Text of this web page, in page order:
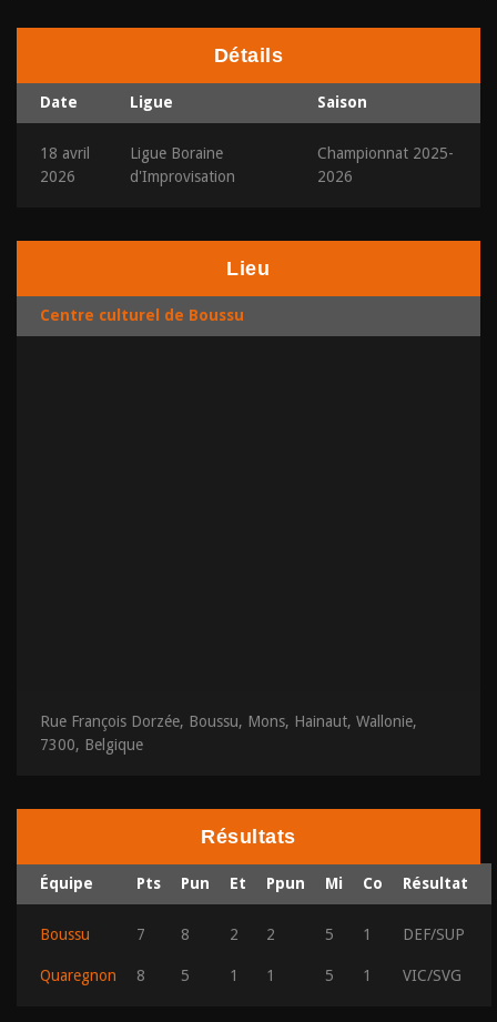
Détails
Date Ligue Saison
18 avril
2026
Ligue Boraine
d'Improvisation
Championnat 2025-
2026
Lieu
Centre culturel de Boussu
Rue François Dorzée, Boussu, Mons, Hainaut, Wallonie,
7300, Belgique
Résultats
Équipe Pts Pun Et Ppun Mi Co Résultat
Boussu 7 8 2 2 5 1 DEF/SUP
Quaregnon 8 5 1 1 5 1 VIC/SVG